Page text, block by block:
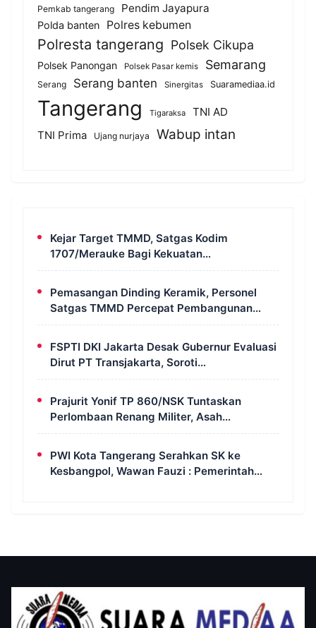
Pemkab tangerang
Pendim Jayapura
Polda banten Polres kebumen
Polresta tangerang Polsek Cikupa
Polsek Panongan Polsek Pasar kemis Semarang
Serang Serang banten Sinergitas Suaramediaa.id
Tangerang Tigaraksa
TNI AD
TNI Prima
Ujang nurjaya Wabup intan
Kejar Target TMMD, Satgas Kodim
1707/Merauke Bagi Kekuatan
Pembangunan MCK di Wanam
Pemasangan Dinding Keramik, Personel
Satgas TMMD Percepat Pembangunan
MCK di Wanam Merauke
FSPTI DKI Jakarta Desak Gubernur Evaluasi
Dirut PT Transjakarta, Soroti
Ketidakhadiran dalam Audiensi DPRD
Prajurit Yonif TP 860/NSK Tuntaskan
Perlombaan Renang Militer, Asah
Ketangkasan dan Perkuat Jiwa Korsa di
PWI Kota Tangerang Serahkan SK ke
Kesbangpol, Wawan Fauzi : Pemerintah